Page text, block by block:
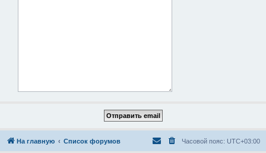
На главную Список форумов Часовой пояс: UTC+03:00